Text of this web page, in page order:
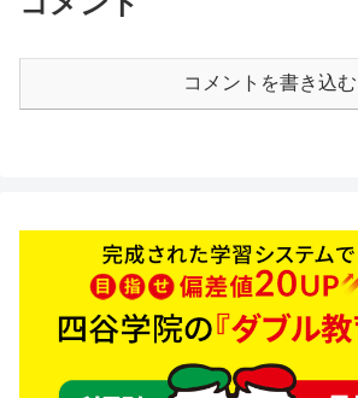
コメントを書き込む